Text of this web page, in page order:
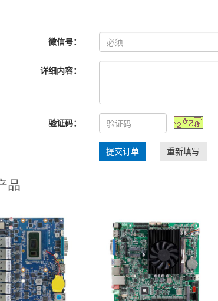
微信号：
详细内容：
验证码：
提交订单 重新填写
品